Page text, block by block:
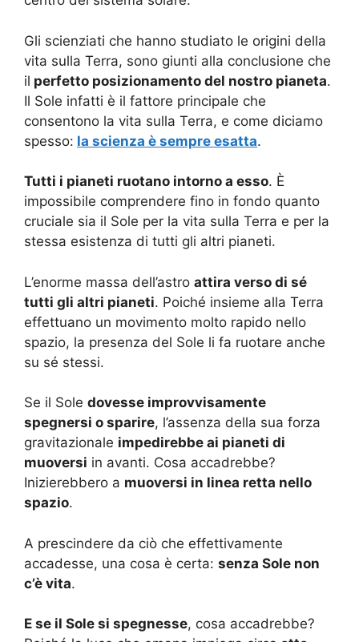
Gli scienziati che hanno studiato le origini della
vita sulla Terra, sono giunti alla conclusione che
il perfetto posizionamento del nostro pianeta.
Il Sole infatti è il fattore principale che
consentono la vita sulla Terra, e come diciamo
spesso: la scienza è sempre esatta.
Tutti i pianeti ruotano intorno a esso. È
impossibile comprendere fino in fondo quanto
cruciale sia il Sole per la vita sulla Terra e per la
stessa esistenza di tutti gli altri pianeti.
L’enorme massa dell’astro attira verso di sé
tutti gli altri pianeti. Poiché insieme alla Terra
effettuano un movimento molto rapido nello
spazio, la presenza del Sole li fa ruotare anche
su sé stessi.
Se il Sole dovesse improvvisamente
spegnersi o sparire, l’assenza della sua forza
gravitazionale impedirebbe ai pianeti di
muoversi in avanti. Cosa accadrebbe?
Inizierebbero a muoversi in linea retta nello
spazio.
A prescindere da ciò che effettivamente
accadesse, una cosa è certa: senza Sole non
c’è vita.
E se il Sole si spegnesse, cosa accadrebbe?